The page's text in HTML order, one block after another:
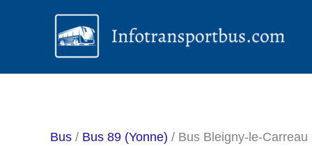
Bus / Bus 89 (Yonne) / Bus Bleigny-le-Carreau